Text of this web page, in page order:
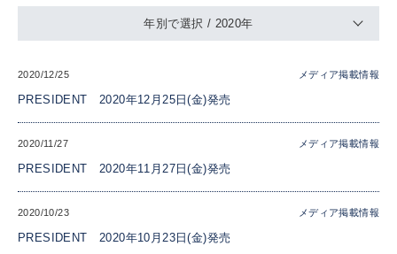
年別で選択 / 2020年
2020/12/25 メディア掲載情報
PRESIDENT 2020年12月25日(金)発売
2020/11/27 メディア掲載情報
PRESIDENT 2020年11月27日(金)発売
2020/10/23 メディア掲載情報
PRESIDENT 2020年10月23日(金)発売